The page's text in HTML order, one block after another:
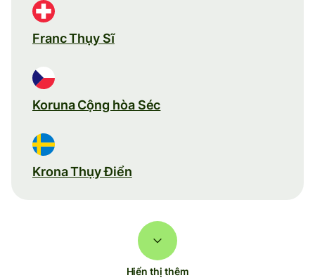
Franc Thụy Sĩ
Koruna Cộng hòa Séc
Krona Thụy Điển
Hiển thị thêm